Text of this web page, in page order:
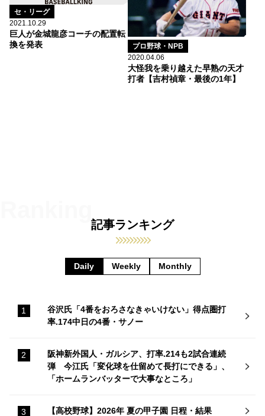
セ・リーグ
2021.10.29
巨人が金城龍彦コーチの配置転
換を発表
プロ野球・NPB
2020.04.06
大怪我を乗り越えた早熟の天才
打者【吉村禎章・最後の1年】
記事ランキング
Daily Weekly Monthly
谷沢氏「4番をおろさなきゃいけない」得点圏打
率.174中日の4番・サノー
阪神新外国人・ガルシア、打率.214も2試合連続
弾 今江氏「変化球を仕留めて長打にできる」、
「ホームランバッターで大事なところ」
【高校野球】2026年 夏の甲子園 日程・結果